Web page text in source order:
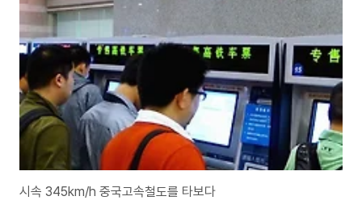
시속 345km/h 중국고속철도를 타보다